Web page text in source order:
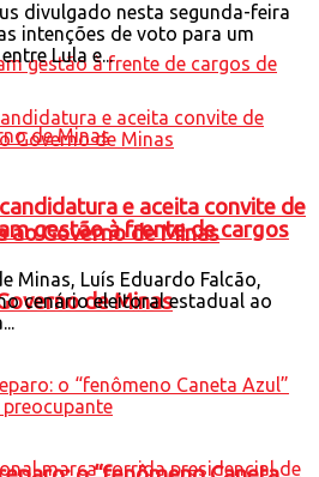
gestão à frente de cargos
de Minas
divulgado nesta segunda-feira
intenções de voto para um
Lula e...
e aceita convite de
ao Governo de Minas
Minas, Luís Eduardo Falcão,
cenário eleitoral estadual ao